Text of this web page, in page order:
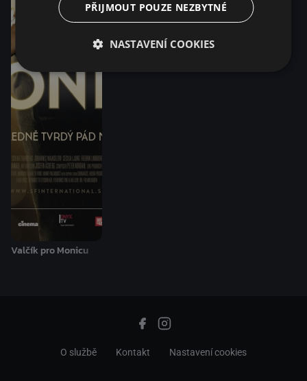
Valčík pro Monicu
O službě Kontakt Nastavení cookies
PŘIJMOUT POUZE NEZBYTNÉ
NASTAVENÍ COOKIES